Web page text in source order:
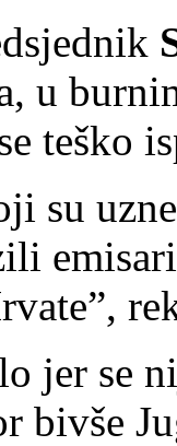
u
teško
su
jer se
bivše